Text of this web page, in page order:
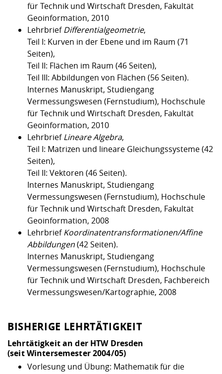
für Technik und Wirtschaft Dresden, Fakultät
Geoinformation, 2010
LehrbriefDifferentialgeometrie,
Teil I: Kurven in der Ebene und im Raum (71
Seiten),
Teil II: Flächen im Raum (46 Seiten),
Teil III: Abbildungen von Flächen (56 Seiten).
Internes Manuskript, Studiengang
Vermessungswesen (Fernstudium), Hochschule
für Technik und Wirtschaft Dresden, Fakultät
Geoinformation, 2010
LehrbriefLineare Algebra,
Teil I: Matrizen und lineare Gleichungssysteme (42
Seiten),
Teil II: Vektoren (46 Seiten).
Internes Manuskript, Studiengang
Vermessungswesen (Fernstudium), Hochschule
für Technik und Wirtschaft Dresden, Fakultät
Geoinformation, 2008
LehrbriefKoordinatentransformationen/Affine
Abbildungen(42 Seiten).
Internes Manuskript, Studiengang
Vermessungswesen (Fernstudium), Hochschule
für Technik und Wirtschaft Dresden, Fachbereich
Vermessungswesen/Kartographie, 2008
BISHERIGE LEHRTÄTIGKEIT
Lehrtätigkeit an der HTW Dresden
(seit Wintersemester 2004/05)
Vorlesung und Übung: Mathematik für die